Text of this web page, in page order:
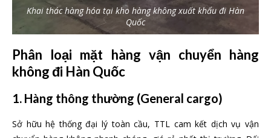
Khai thác hàng hóa tại kho hàng không xuất khẩu đi Hàn
Quốc
Phân loại mặt hàng vận chuyển hàng
không đi Hàn Quốc
1. Hàng thông thường (General cargo)
Sở hữu hệ thống đại lý toàn cầu, TTL cam kết dịch vụ vận